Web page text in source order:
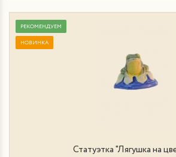
РЕКОМЕНДУЕМ
НОВИНКА
Статуэтка "Лягушка на